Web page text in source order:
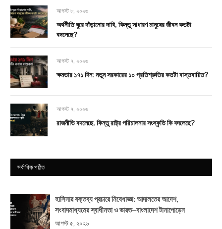
আগস্ট ৮, ২০২৬
অর্থনীতি ঘুরে দাঁড়ানোর দাবি, কিন্তু সাধারণ মানুষের জীবন কতটা
বদলেছে?
আগস্ট ৭, ২০২৬
ক্ষমতার ১৭১ দিন: নতুন সরকারের ১০ প্রতিশ্রুতির কতটা বাস্তবায়িত?
আগস্ট ৭, ২০২৬
রাজনীতি বদলেছে, কিন্তু রাষ্ট্র পরিচালনার সংস্কৃতি কি বদলেছে?
সর্বাধিক পঠিত
হাসিনার বক্তব্য প্রচারে নিষেধাজ্ঞা: আদালতের আদেশ,
সংবাদমাধ্যমের স্বাধীনতা ও ভারত–বাংলাদেশ টানাপোড়েন
আগস্ট ৫, ২০২৬